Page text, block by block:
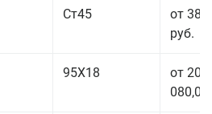
Ст45
от 38
руб.
95Х18
от 208
080,00